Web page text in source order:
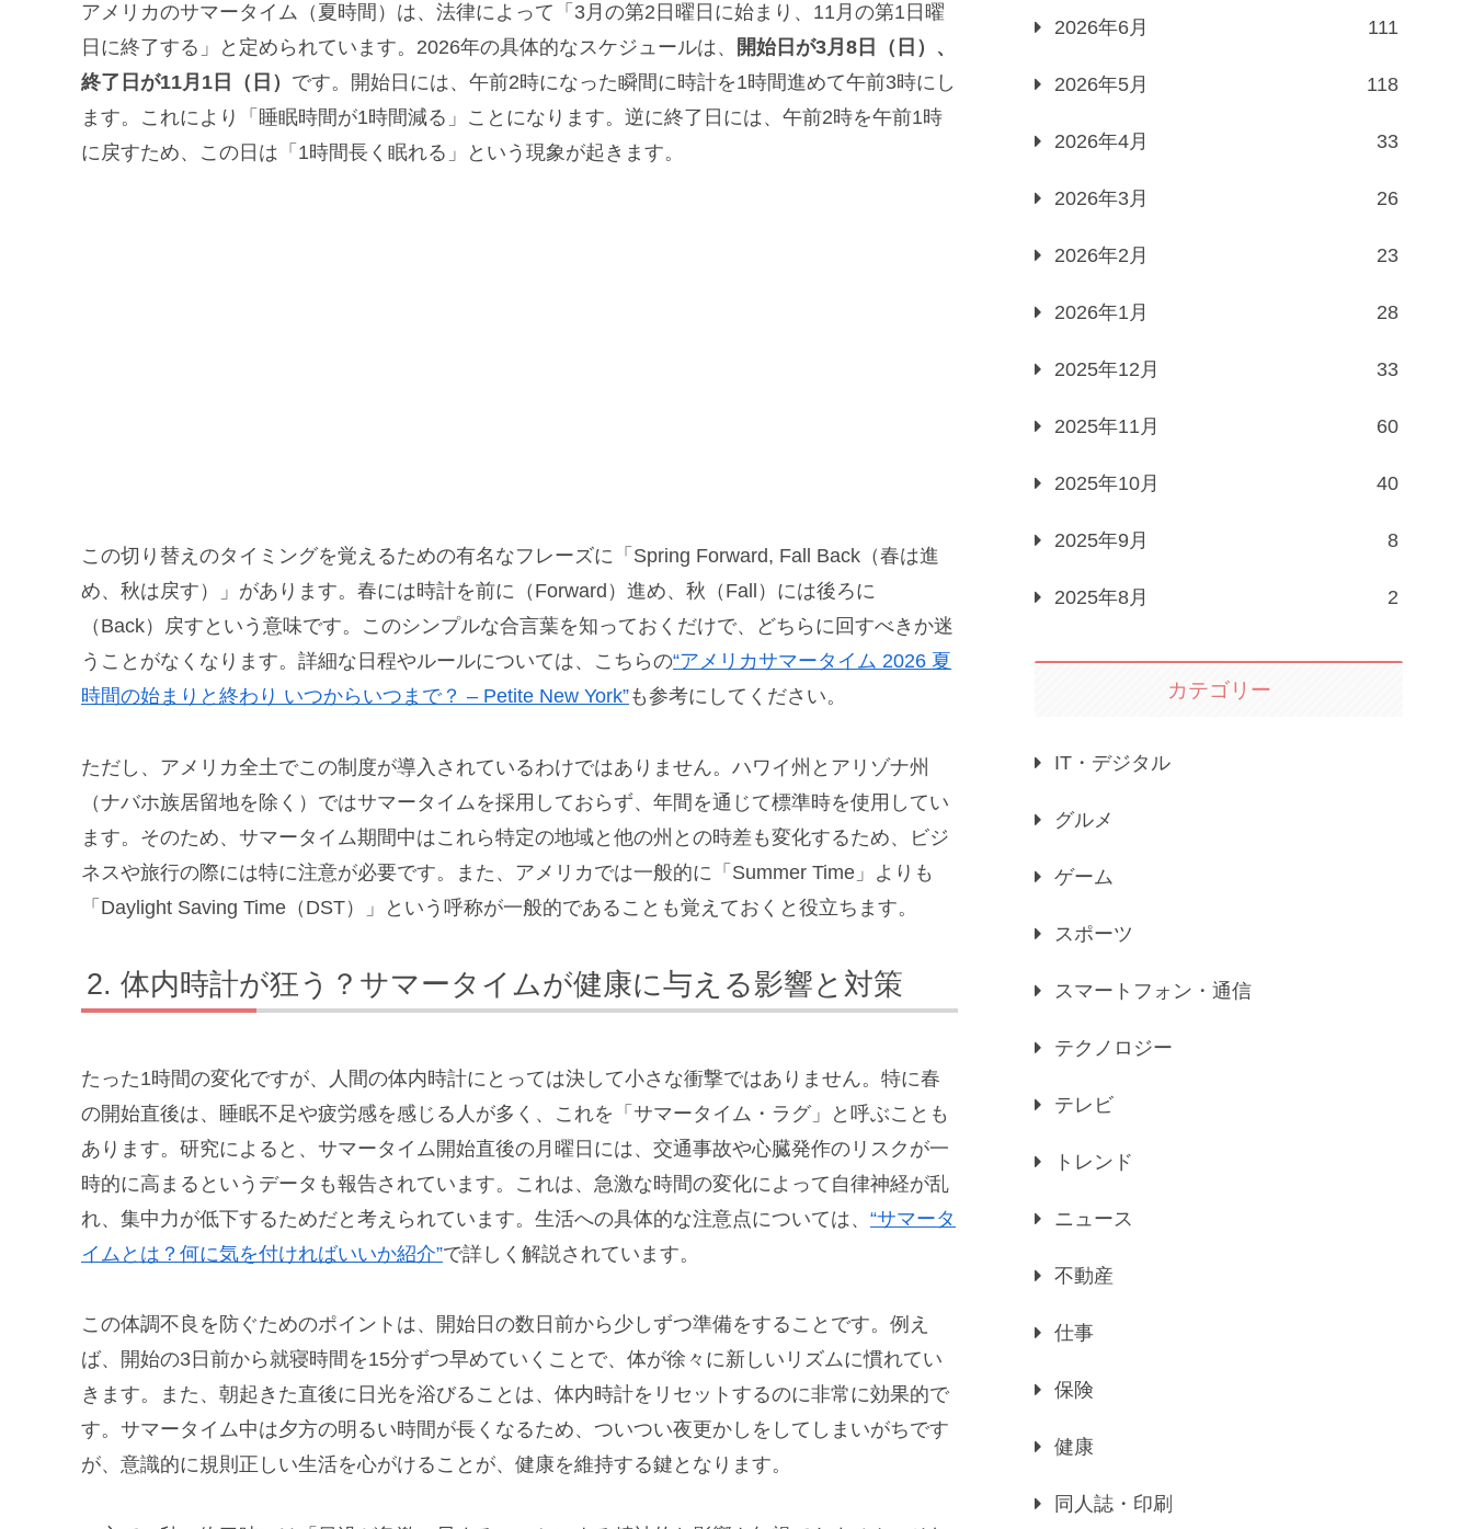
アメリカのサマータイム（夏時間）は、法律によって「3月の第2日曜日に始まり、11月の第1日曜
日に終了する」と定められています。2026年の具体的なスケジュールは、
開始日が3月8日（日）、
終了日が11月1日（日） です。開始日には、午前2時になった瞬間に時計を1時間進めて午前3時にし
ます。これにより「睡眠時間が1時間減る」ことになります。逆に終了日には、午前2時を午前1時
に戻すため、この日は「1時間長く眠れる」という現象が起きます。
この切り替えのタイミングを覚えるための有名なフレーズに「Spring Forward, Fall Back（春は進
め、秋は戻す）」があります。春には時計を前に（Forward）進め、秋（Fall）には後ろに
（Back）戻すという意味です。このシンプルな合言葉を知っておくだけで、どちらに回すべきか迷
うことがなくなります。詳細な日程やルールについては、こちらの“アメリカサマータイム 2026 夏
時間の始まりと終わり いつからいつまで？ – Petite New York”も参考にしてください。
ただし、アメリカ全土でこの制度が導入されているわけではありません。ハワイ州とアリゾナ州
（ナバホ族居留地を除く）ではサマータイムを採用しておらず、年間を通じて標準時を使用してい
ます。そのため、サマータイム期間中はこれら特定の地域と他の州との時差も変化するため、ビジ
ネスや旅行の際には特に注意が必要です。また、アメリカでは一般的に「Summer Time」よりも
「Daylight Saving Time（DST）」という呼称が一般的であることも覚えておくと役立ちます。
体内時計が狂う？サマータイムが健康に与える影響と対策
たった1時間の変化ですが、人間の体内時計にとっては決して小さな衝撃ではありません。特に春
の開始直後は、睡眠不足や疲労感を感じる人が多く、これを「サマータイム・ラグ」と呼ぶことも
あります。研究によると、サマータイム開始直後の月曜日には、交通事故や心臓発作のリスクが一
時的に高まるというデータも報告されています。これは、急激な時間の変化によって自律神経が乱
れ、集中力が低下するためだと考えられています。生活への具体的な注意点については、 “サマータ
イムとは？何に気を付ければいいか紹介”で詳しく解説されています。
この体調不良を防ぐためのポイントは、開始日の数日前から少しずつ準備をすることです。例え
ば、開始の3日前から就寝時間を15分ずつ早めていくことで、体が徐々に新しいリズムに慣れてい
きます。また、朝起きた直後に日光を浴びることは、体内時計をリセットするのに非常に効果的で
す。サマータイム中は夕方の明るい時間が長くなるため、ついつい夜更かしをしてしまいがちです
が、意識的に規則正しい生活を心がけることが、健康を維持する鍵となります。
2026年6月 111
2026年5月 118
2026年4月 33
2026年3月 26
2026年2月 23
2026年1月 28
2025年12月 33
2025年11月 60
2025年10月 40
2025年9月 8
2025年8月 2
カテゴリー
IT・デジタル
グルメ
ゲーム
スポーツ
スマートフォン・通信
テクノロジー
テレビ
トレンド
ニュース
不動産
仕事
保険
健康
同人誌・印刷